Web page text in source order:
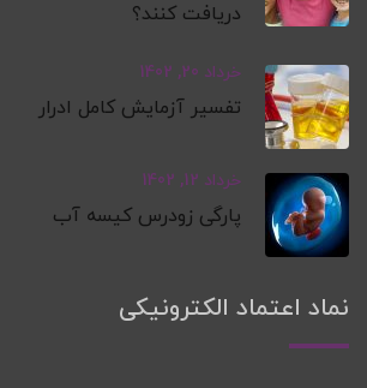
دریافت کنند؟
خرداد 20, 1402
تفسیر آزمایش کامل ادرار
خرداد 12, 1402
پارگی زودرس کیسه آب
نماد اعتماد الکترونیکی